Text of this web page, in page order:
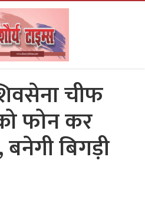
चीफ
फोन कर
बिगड़ी